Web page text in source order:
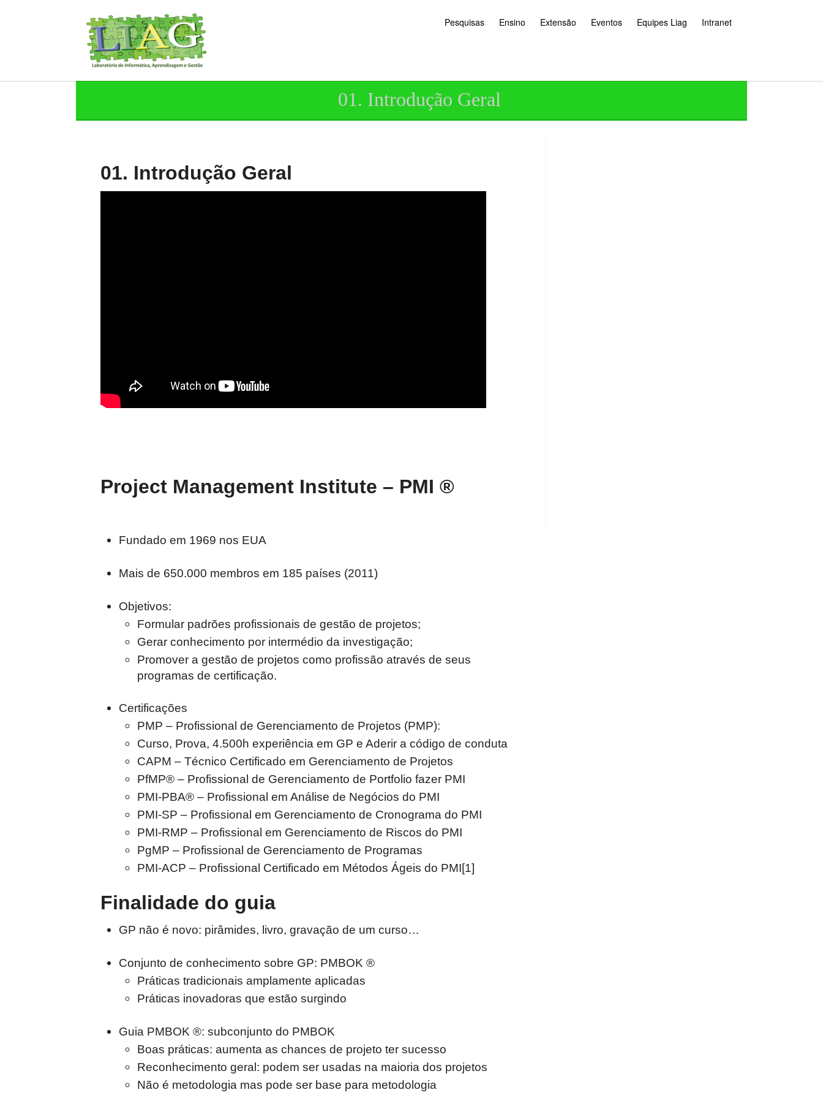
Pesquisas Ensino Extensão Eventos Equipes Liag Intranet
01. Introdução Geral
01. Introdução Geral
Project Management Institute – PMI ®
Fundado em 1969 nos EUA
Mais de 650.000 membros em 185 países (2011)
Objetivos:
Formular padrões profissionais de gestão de projetos;
Gerar conhecimento por intermédio da investigação;
Promover a gestão de projetos como profissão através de seus
programas de certificação.
Certificações
PMP – Profissional de Gerenciamento de Projetos (PMP):
Curso, Prova, 4.500h experiência em GP e Aderir a código de conduta
CAPM – Técnico Certificado em Gerenciamento de Projetos
PfMP® – Profissional de Gerenciamento de Portfolio fazer PMI
PMI-PBA® – Profissional em Análise de Negócios do PMI
PMI-SP – Profissional em Gerenciamento de Cronograma do PMI
PMI-RMP – Profissional em Gerenciamento de Riscos do PMI
PgMP – Profissional de Gerenciamento de Programas
PMI-ACP – Profissional Certificado em Métodos Ágeis do PMI[1]
Finalidade do guia
GP não é novo: pirâmides, livro, gravação de um curso…
Conjunto de conhecimento sobre GP: PMBOK ®
Práticas tradicionais amplamente aplicadas
Práticas inovadoras que estão surgindo
Guia PMBOK ®: subconjunto do PMBOK
Boas práticas: aumenta as chances de projeto ter sucesso
Reconhecimento geral: podem ser usadas na maioria dos projetos
Não é metodologia mas pode ser base para metodologia